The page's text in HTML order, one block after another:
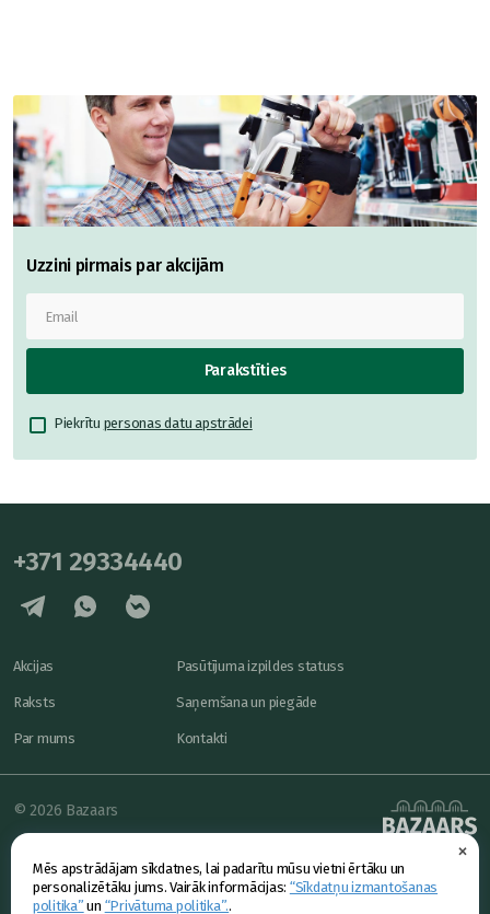
×
Mēs apstrādājam sīkdatnes, lai padarītu mūsu vietni ērtāku un
personalizētāku jums. Vairāk informācijas: “Sīkdatņu izmantošanas
politika” un “Privātuma politika”..
Uzzini pirmais par akcijām
Parakstīties
Piekrītu personas datu apstrādei
+371 29334440
Akcijas
Raksts
Par mums
Pasūtījuma izpildes statuss
Saņemšana un piegāde
Kontakti
powered by
© 2026 Bazaars
Konfidencialitāte
Piedāvājums